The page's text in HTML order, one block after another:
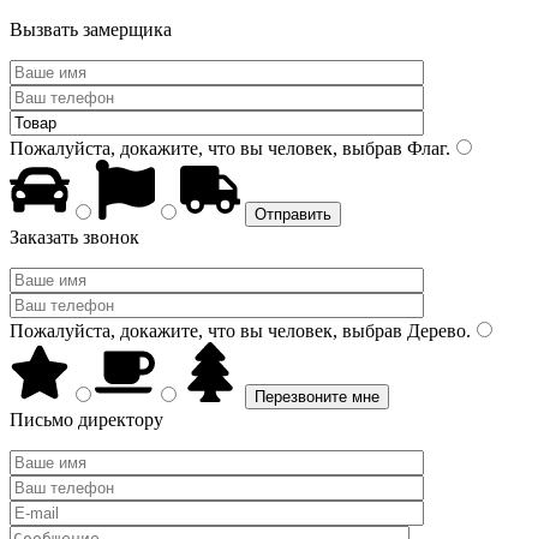
Вызвать замерщика
Пожалуйста, докажите, что вы человек, выбрав Флаг.
Заказать звонок
Пожалуйста, докажите, что вы человек, выбрав Дерево.
Письмо директору